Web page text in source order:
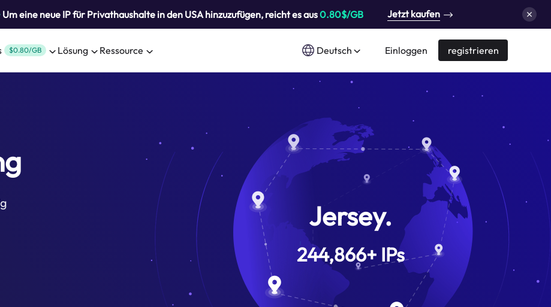
Um eine neue IP für Privathaushalte in den USA hinzuzufügen, reicht es aus0.80$/GB Jetzt kaufen
$0.80/GB Lösung Ressource Deutsch Einloggen registrieren
Jersey.
244,866+IPs